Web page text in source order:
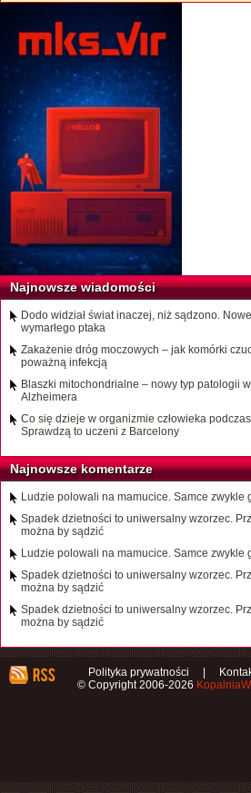
Najnowsze wiadomości
Dodo widział świat inaczej, niż sądzono.
wymarłego ptaka
Zakażenie dróg moczowych – jak komórki
poważną infekcją
Blaszki mitochondrialne – nowy typ patologii
Alzheimera
Co się dzieje w organizmie człowieka
Sprawdzą to uczeni z Barcelony
Najnowsze komentarze
Ludzie polowali na mamucice. Samce zwykle
Spadek dzietności to uniwersalny wzorzec.
można by sądzić
Ludzie polowali na mamucice. Samce zwykle
Spadek dzietności to uniwersalny wzorzec.
można by sądzić
Spadek dzietności to uniwersalny wzorzec.
można by sądzić
Polityka prywatności
© Copyright 2006-2026